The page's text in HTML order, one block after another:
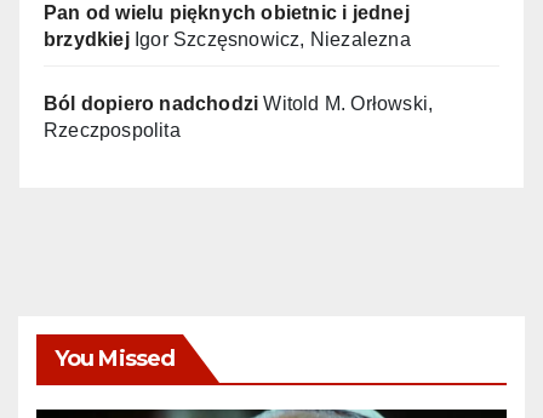
Pan od wielu pięknych obietnic i jednej
brzydkiejIgor Szczęsnowicz, Niezalezna
Ból dopiero nadchodzi Witold M. Orłowski,
Rzeczpospolita
You Missed